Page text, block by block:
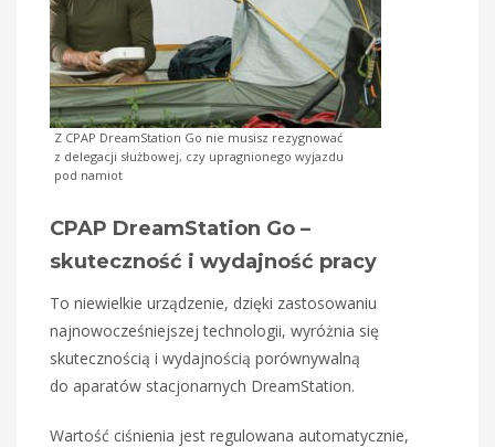
Z CPAP DreamStation Go nie musisz rezygnować
z delegacji służbowej, czy upragnionego wyjazdu
pod namiot
CPAP DreamStation Go –
skuteczność i wydajność pracy
To niewielkie urządzenie, dzięki zastosowaniu
najnowocześniejszej technologii, wyróżnia się
skutecznością i wydajnością porównywalną
do aparatów stacjonarnych DreamStation.
Wartość ciśnienia jest regulowana automatycznie,